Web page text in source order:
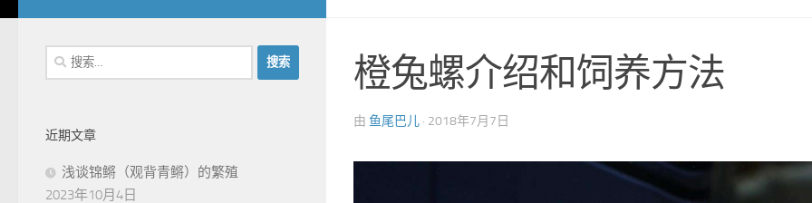
橙兔螺介绍和饲养方法
由 鱼尾巴儿 · 2018年7月7日
搜
索：
近期文章
浅谈锦鳉（观背青鳉）的繁殖
2023年10月4日